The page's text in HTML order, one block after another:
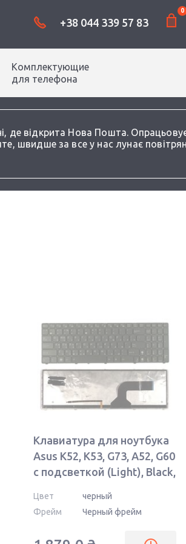
де відкрита Нова Пошта.
швидше за все у нас лунає
+38 044 339 57 83
0
Комплектующие
для телефона
Клавиатура для ноутбука
Asus K52, K53, G73, A52, G60
с подсветкой (Light), Black,
Цвет
черный
Фрейм
Черный фрейм